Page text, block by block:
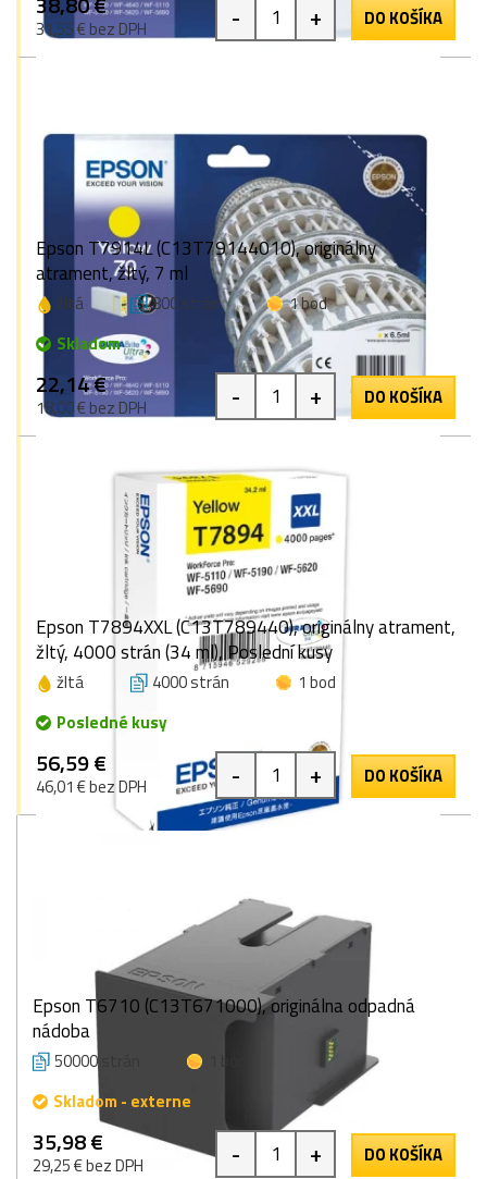
31,55 € bez DPH - + DO KOŠÍKA
Epson T7914L (C13T79144010), originálny
atrament, žltý, 7 ml
žltá 800 strán
1 bod
Skladom
22,14 €
18,00 € bez DPH - + DO KOŠÍKA
Epson T7894XXL (C13T789440), originálny atrament,
žltý, 4000 strán (34 ml), Poslední kusy
žltá 4000 strán
1 bod
Posledné kusy
56,59 €
46,01 € bez DPH - + DO KOŠÍKA
Epson T6710 (C13T671000), originálna odpadná
nádoba
50000 strán
Skladom - externe
35,98 €
29,25 € bez DPH - + DO KOŠÍKA